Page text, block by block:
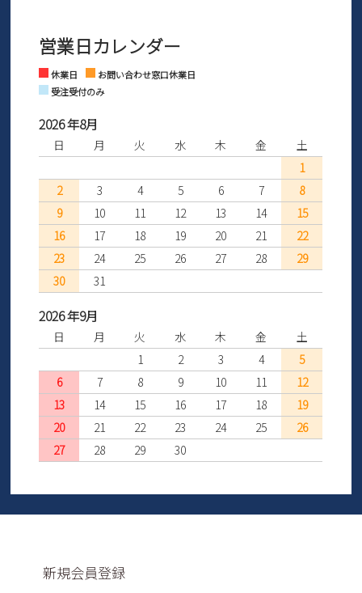
さい。
※土日祝はお問い合わせ窓口休業日となります。
Facebook Instagram
営業日カレンダー
休業日
お問い合わせ窓口休業日
受注受付のみ
2026 年8月
日 月 火 水 木 金
土
1
2
3 4 5 6 7
8
9
10 11 12 13 14
15
16
17 18 19 20 21
22
23
24 25 26 27 28
29
30
31
2026 年9月
日 月 火 水 木 金
土
1
2 3 4
5
6
7 8 9 10 11
12
13
14 15 16 17 18
19
20
21 22 23 24 25
26
27
28 29 30
新規会員登録